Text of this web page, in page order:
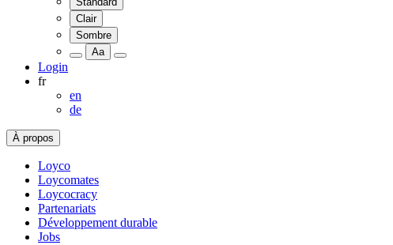
Clair
Sombre
Aa
Login
fr
en
de
À propos
Loyco
Loycomates
Loycocracy
Partenariats
Développement durable
Jobs